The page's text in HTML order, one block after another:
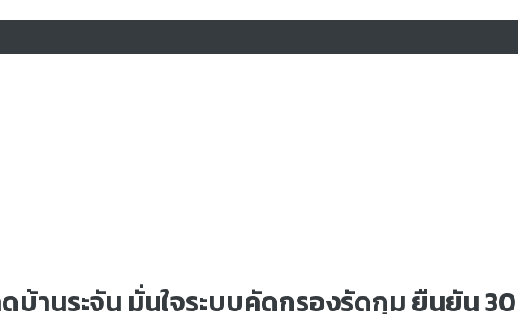
านระจัน มั่นใจระบบคัดกรองรัดกุม ยืนยัน